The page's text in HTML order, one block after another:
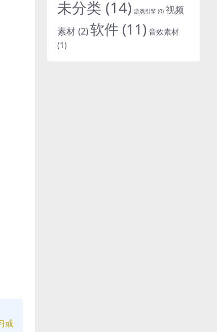
或
未分类 (14) 游戏引擎 (0) 视频
素材 (2)软件 (11)音效素材
(1)